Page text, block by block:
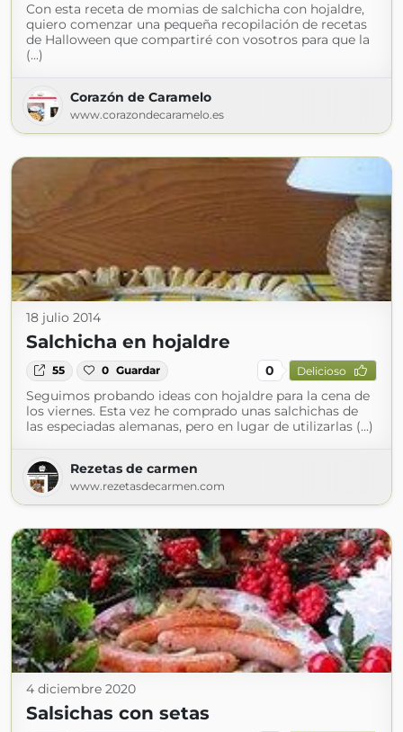
Con esta receta de momias de salchicha con hojaldre,
quiero comenzar una pequeña recopilación de recetas
de Halloween que compartiré con vosotros para que la
(...)
Corazón de Caramelo
www.corazondecaramelo.es
18 julio 2014
Salchicha en hojaldre
55 0 Guardar 0 Delicioso
Seguimos probando ideas con hojaldre para la cena de
los viernes. Esta vez he comprado unas salchichas de
las especiadas alemanas, pero en lugar de utilizarlas (...)
Rezetas de carmen
www.rezetasdecarmen.com
4 diciembre 2020
Salsichas con setas